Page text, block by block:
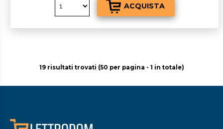
19 risultati trovati (50 per pagina - 1 in totale)